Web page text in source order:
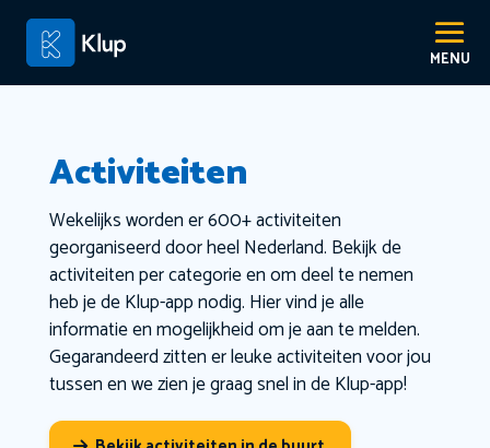
Activiteiten
Wekelijks worden er 600+ activiteiten
georganiseerd door heel Nederland. Bekijk de
activiteiten per categorie en om deel te nemen
heb je de Klup-app nodig. Hier vind je alle
informatie en mogelijkheid om je aan te melden.
Gegarandeerd zitten er leuke activiteiten voor jou
tussen en we zien je graag snel in de Klup-app!